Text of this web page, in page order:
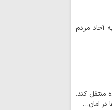
آحاد مردم
منتقل کند.
در امان…